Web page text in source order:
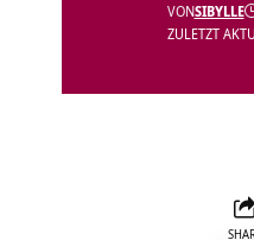
ZULETZT
VONSIBYLLE